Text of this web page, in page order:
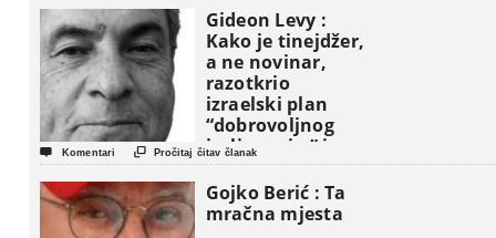
Gideon Levy :
Kako je tinejdžer,
a ne novinar,
razotkrio
izraelski plan
“dobrovoljnog
iseljavanja ” iz
Gaze
 Komentari  Pročitaj čitav članak
Gojko Berić : Ta
mračna mjesta